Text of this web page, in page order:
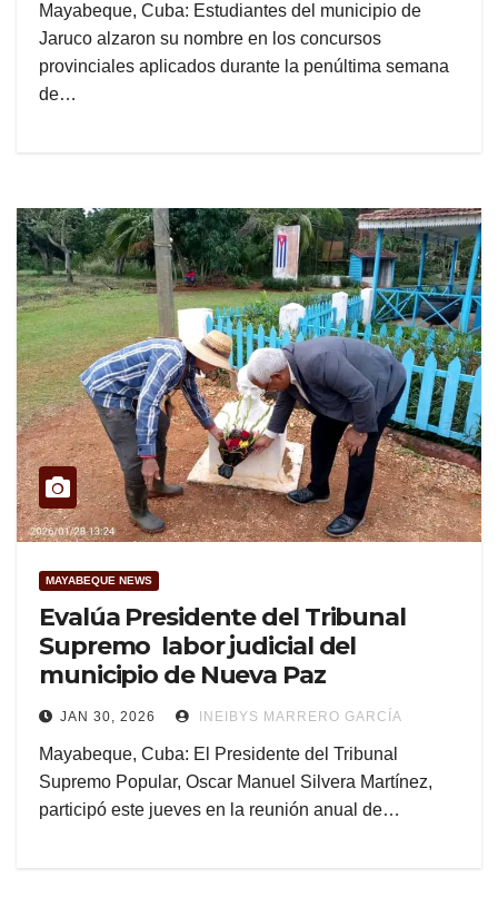
Mayabeque, Cuba: Estudiantes del municipio de
Jaruco alzaron su nombre en los concursos
provinciales aplicados durante la penúltima semana
de…
MAYABEQUE NEWS
Evalúa Presidente del Tribunal
Supremo labor judicial del
municipio de Nueva Paz
JAN 30, 2026 INEIBYS MARRERO GARCÍA
Mayabeque, Cuba: El Presidente del Tribunal
Supremo Popular, Oscar Manuel Silvera Martínez,
participó este jueves en la reunión anual de…